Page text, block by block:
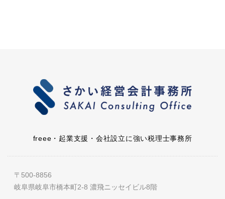
freee・起業支援・会社設立に強い税理士事務所
〒500-8856
岐阜県岐阜市橋本町2-8 濃飛ニッセイビル8階